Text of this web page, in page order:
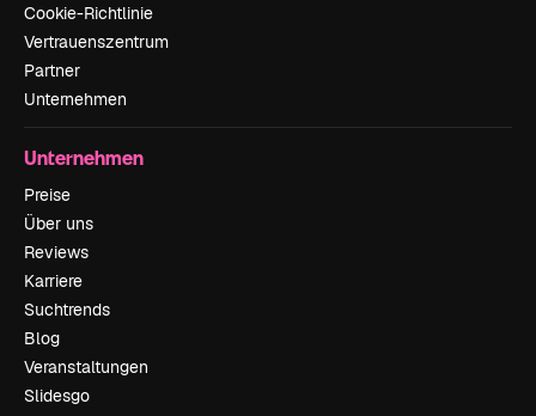
Cookie-Richtlinie
Vertrauenszentrum
Partner
Unternehmen
Unternehmen
Preise
Über uns
Reviews
Karriere
Suchtrends
Blog
Veranstaltungen
Slidesgo